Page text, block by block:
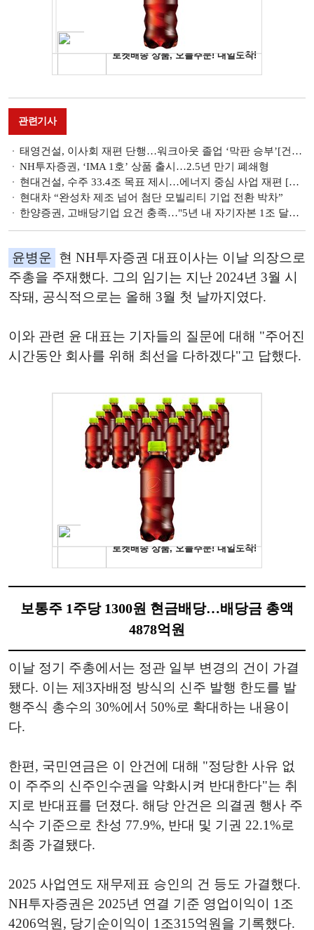
관련기사
태영건설, 이사회 재편 단행…워크아웃 졸업 ‘막판 승부’[건설 주주총회]
NH투자증권, ‘IMA 1호’ 상품 출시…2.5년 만기 폐쇄형
현대건설, 수주 33.4조 목표 제시…에너지 중심 사업 재편 [건설 주주총회]
현대차 “완성차 제조 넘어 첨단 모빌리티 기업 전환 박차”
한양증권, 고배당기업 요건 충족…"5년 내 자기자본 1조 달성" [2026 주총]
윤병운 현 NH투자증권 대표이사는 이날 의장으로
주총을 주재했다. 그의 임기는 지난 2024년 3월 시
작돼, 공식적으로는 올해 3월 첫 날까지였다.
이와 관련 윤 대표는 기자들의 질문에 대해 "주어진
시간동안 회사를 위해 최선을 다하겠다"고 답했다.
보통주 1주당 1300원 현금배당…배당금 총액
4878억원
이날 정기 주총에서는 정관 일부 변경의 건이 가결
됐다. 이는 제3자배정 방식의 신주 발행 한도를 발
행주식 총수의 30%에서 50%로 확대하는 내용이
다.
한편, 국민연금은 이 안건에 대해 "정당한 사유 없
이 주주의 신주인수권을 약화시켜 반대한다"는 취
지로 반대표를 던졌다. 해당 안건은 의결권 행사 주
식수 기준으로 찬성 77.9%, 반대 및 기권 22.1%로
최종 가결됐다.
2025 사업연도 재무제표 승인의 건 등도 가결했다.
NH투자증권은 2025년 연결 기준 영업이익이 1조
4206억원, 당기순이익이 1조315억원을 기록했다.